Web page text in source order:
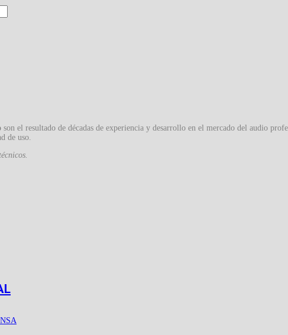
son el resultado de décadas de experiencia y desarrollo en el mercado del audio
de uso.